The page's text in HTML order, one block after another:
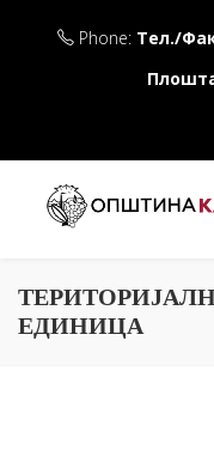
Phone: Тел./
ЕДИНИЦА